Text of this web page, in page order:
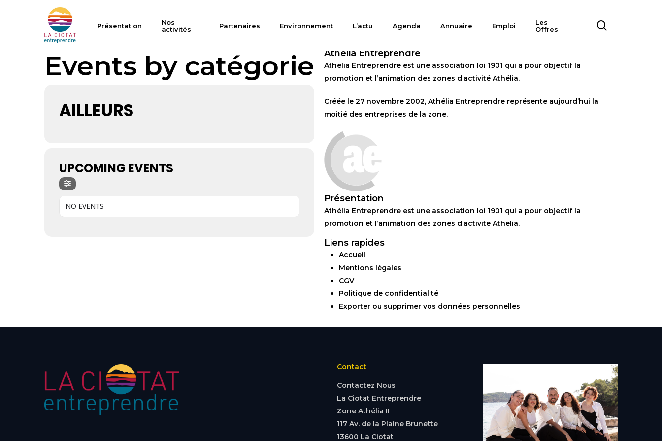
Présentation
Nos
activités
Partenaires Environnement L’actu Agenda Annuaire Emploi
Les
Offres
Events by catégorie
AILLEURS
UPCOMING EVENTS
NO EVENTS
Athélia Entreprendre
Athélia Entreprendre est une association loi 1901 qui a pour objectif la
promotion et l’animation des zones d’activité Athélia.
Créée le 27 novembre 2002, Athélia Entreprendre représente aujourd’hui la
moitié des entreprises de la zone.
Présentation
Athélia Entreprendre est une association loi 1901 qui a pour objectif la
promotion et l’animation des zones d’activité Athélia.
Liens rapides
Accueil
Mentions légales
CGV
Politique de confidentialité
Exporter ou supprimer vos données personnelles
Contact
Contactez Nous
La Ciotat Entreprendre
Zone Athélia II
117 Av. de la Plaine Brunette
13600 La Ciotat